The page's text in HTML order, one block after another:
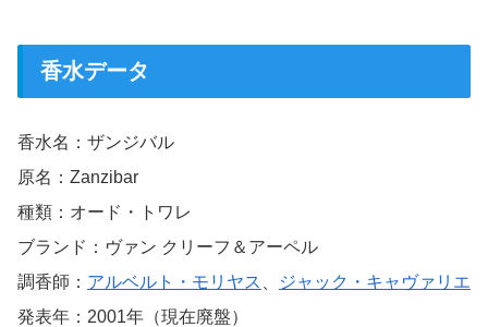
香水データ
香水名：ザンジバル
原名：Zanzibar
種類：オード・トワレ
ブランド：ヴァン クリーフ＆アーペル
調香師： アルベルト・モリヤス
ジャック・キャヴァリエ
発表年：2001年（現在廃盤）